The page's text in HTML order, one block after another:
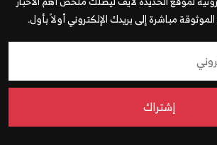
الموثوقة مباشرة إلى بريدك الإلكتروني أولاً بأول.
إشتراك